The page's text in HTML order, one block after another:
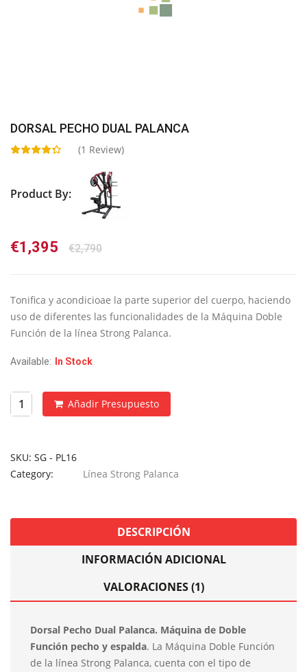
DORSAL PECHO DUAL PALANCA
(1 Review)
Product By:
€2,790El
era:
€2,790.
€1,395
El
es:
€1,395.
Tonifica y acondicioae la parte superior del cuerpo, haciendo
uso de diferentes las funcionalidades de la Máquina Doble
Función de la línea Strong Palanca.
Available: In Stock
Añadir Presupuesto
SKU: SG - PL16
Category:
Línea Strong Palanca
DESCRIPCIÓN
INFORMACIÓN ADICIONAL
VALORACIONES (1)
Dorsal Pecho Dual Palanca. Máquina de Doble
Función pecho y espalda. La Máquina Doble Función
de la línea Strong Palanca, cuenta con el tipo de